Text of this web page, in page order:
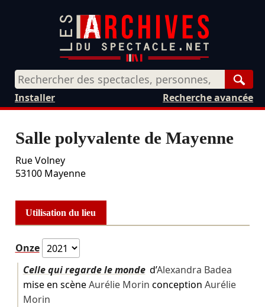
Recherche avancée
Installer
Salle polyvalente de Mayenne
Rue Volney
53100 Mayenne
Utilisation du lieu
Onze
Celle qui regarde le monded’Alexandra Badea
mise en scèneAurélie Morin conception Aurélie
Morin